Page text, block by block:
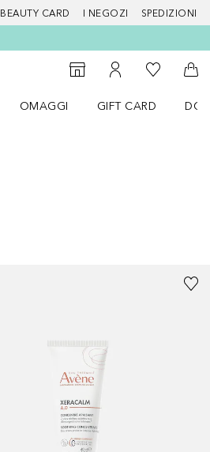
BEAUTY CARD I NEGOZI SPEDIZIONI
StorefinderAl Mio Account
Alla Mia
Al
OMAGGI
GIFT CARD